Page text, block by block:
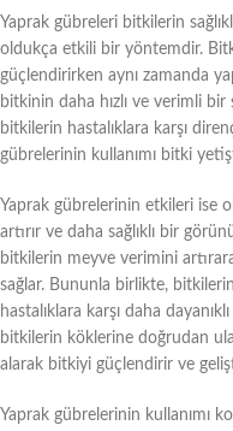
Yaprak gübreleri bitkilerin
oldukça etkili bir yöntemdir.
güçlendirirken aynı zamanda
bitkinin daha hızlı ve verimli
bitkilerin hastalıklara karşı
gübrelerinin kullanımı bitki
Yaprak gübrelerinin etkileri ise
artırır ve daha sağlıklı bir
bitkilerin meyve verimini
sağlar. Bununla birlikte,
hastalıklara karşı daha
bitkilerin köklerine doğrudan
alarak bitkiyi güçlendirir ve
Yaprak gübrelerinin kullanımı